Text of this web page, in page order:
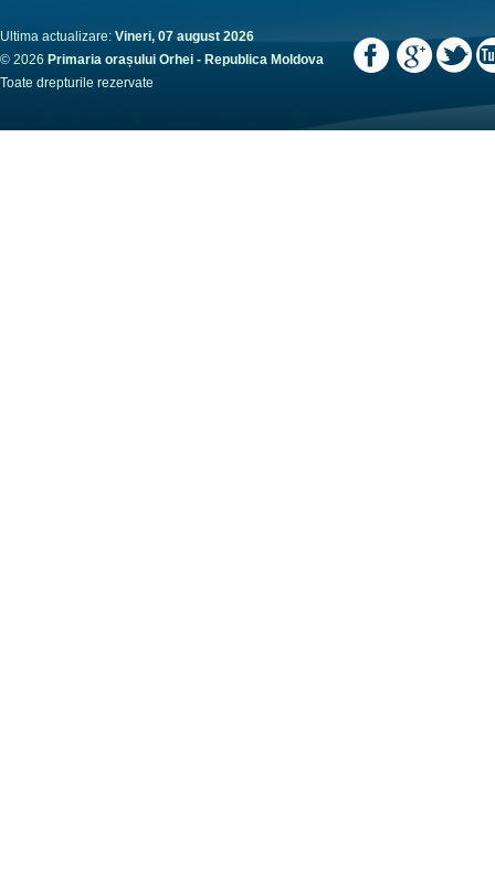
Ultima actualizare: Vineri, 07 august 2026
© 2026 Primaria orașului Orhei - Republica Moldova
Toate drepturile rezervate